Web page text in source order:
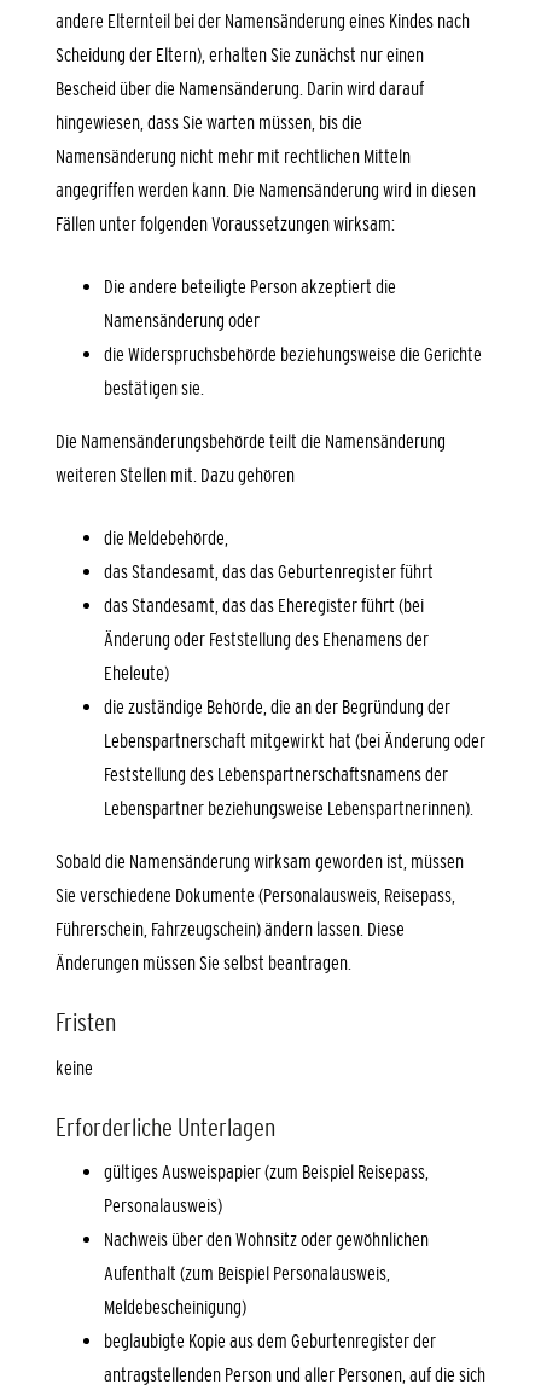
andere Elternteil bei der Namensänderung eines Kindes nach
Scheidung der Eltern), erhalten Sie zunächst nur einen
Bescheid über die Namensänderung. Darin wird darauf
hingewiesen, dass Sie warten müssen, bis die
Namensänderung nicht mehr mit rechtlichen Mitteln
angegriffen werden kann. Die Namensänderung wird in diesen
Fällen unter folgenden Voraussetzungen wirksam:
Die andere beteiligte Person akzeptiert die
Namensänderung oder
die Widerspruchsbehörde beziehungsweise die Gerichte
bestätigen sie.
Die Namensänderungsbehörde teilt die Namensänderung
weiteren Stellen mit. Dazu gehören
die Meldebehörde,
das Standesamt, das das Geburtenregister führt
das Standesamt, das das Eheregister führt (bei
Änderung oder Feststellung des Ehenamens der
Eheleute)
die zuständige Behörde, die an der Begründung der
Lebenspartnerschaft mitgewirkt hat (bei Änderung oder
Feststellung des Lebenspartnerschaftsnamens der
Lebenspartner beziehungsweise Lebenspartnerinnen).
Sobald die Namensänderung wirksam geworden ist, müssen
Sie verschiedene Dokumente (Personalausweis, Reisepass,
Führerschein, Fahrzeugschein)ändern lassen. Diese
Änderungen müssen Sie selbst beantragen.
Fristen
keine
Erforderliche Unterlagen
gültiges Ausweispapier (zum Beispiel Reisepass,
Personalausweis)
Nachweis über den Wohnsitz oder gewöhnlichen
Aufenthalt (zum Beispiel Personalausweis,
Meldebescheinigung)
beglaubigte Kopie aus dem Geburtenregister der
antragstellenden Person und aller Personen, auf die sich